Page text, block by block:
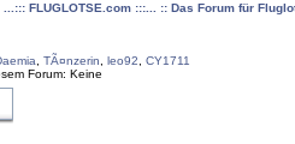
...::: FLUGLOTSE.com :::... :: Das Forum für
TÃ¤nzerin leo92
CY1711
Forum: Keine